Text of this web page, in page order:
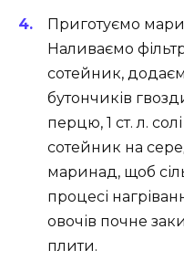
Приготуємо
Наливаємо
сотейник,
бутончиків
перцю, 1 ст. л.
сотейник на
маринад, щоб
процесі
овочів почне
плити.